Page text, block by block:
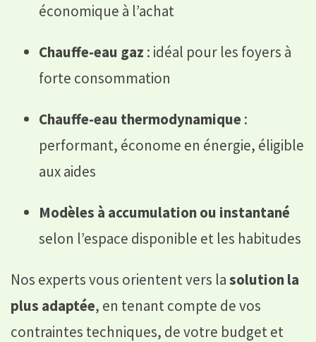
économique à l’achat
Chauffe-eau gaz : idéal pour les foyers à
forte consommation
Chauffe-eau thermodynamique:
performant, économe en énergie, éligible
aux aides
Modèles à accumulation ou instantané
selon l’espace disponible et les habitudes
Nos experts vous orientent vers lasolution la
plus adaptée, en tenant compte de vos
contraintes techniques, de votre budget et